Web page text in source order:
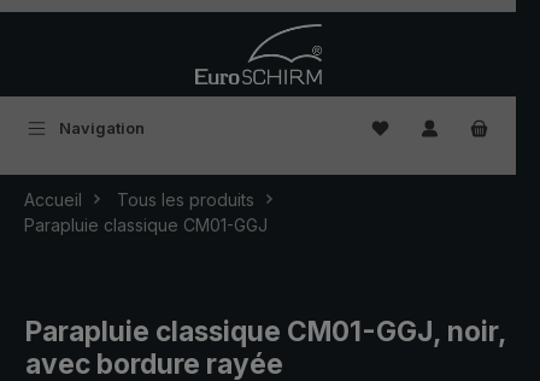
Navigation Vous avez 0
Accueil
Tous les produits
Parapluie classique CM01-GGJ
Parapluie classique CM01-GGJ, noir,
avec bordure rayée